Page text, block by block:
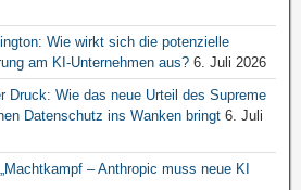
Wie wirkt sich die potenzielle
am KI-Unternehmen aus? 6. Juli 2026
Druck: Wie das neue Urteil des Supreme
Datenschutz ins Wanken bringt 6. Juli
– Anthropic muss neue KI